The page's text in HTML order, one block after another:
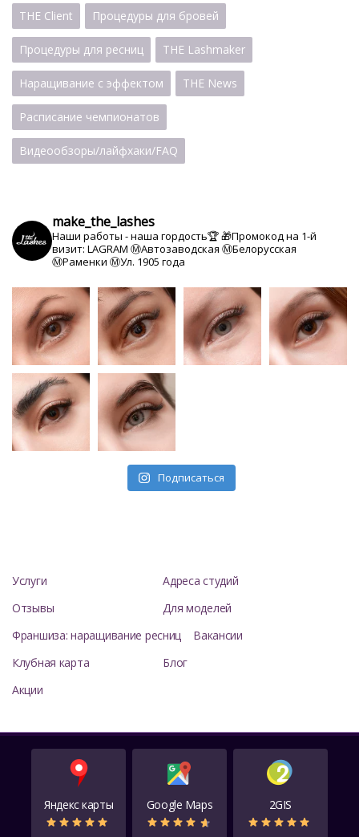
THE Client Процедуры для бровей
Процедуры для ресниц THE Lashmaker
Наращивание с эффектом THE News
Расписание чемпионатов
Видеообзоры/лайфхаки/FAQ
make_the_lashes
Наши работы - наша гордость🏆🎁Промокод на 1-й
визит: LAGRAM Ⓜ️Автозаводская Ⓜ️Белорусская
Ⓜ️Раменки Ⓜ️Ул. 1905 года
Подписаться
Услуги
Адреса студий
Отзывы
Для моделей
Франшиза: наращивание ресниц
Вакансии
Клубная карта
Блог
Акции
Яндекс карты Google Maps 2GIS